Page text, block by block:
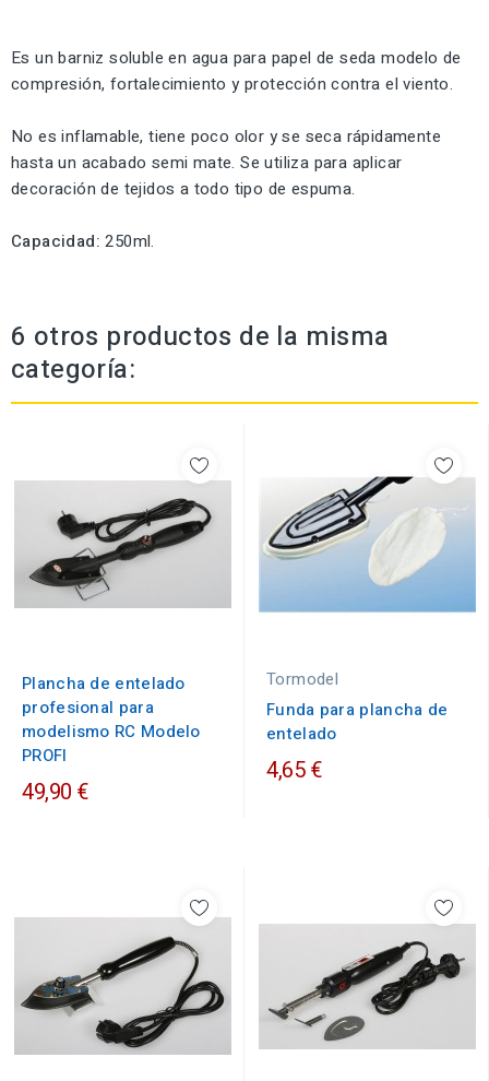
Es un barniz soluble en agua para papel de seda modelo de
compresión, fortalecimiento y protección contra el viento.
No es inflamable, tiene poco olor y se seca rápidamente
hasta un acabado semi mate. Se utiliza para aplicar
decoración de tejidos a todo tipo de espuma.
Capacidad:250ml.
6 otros productos de la misma
categoría:
Plancha de entelado
profesional para
modelismo RC Modelo
PROFI
49,90 €
Tormodel
Funda para plancha de
entelado
4,65 €